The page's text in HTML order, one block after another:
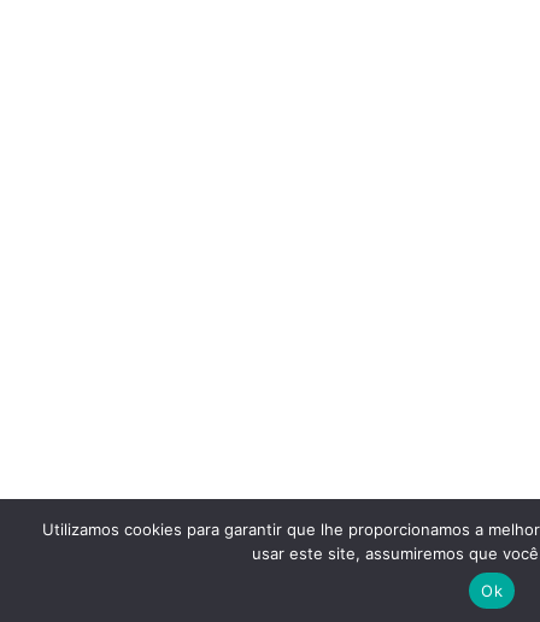
Utilizamos cookies para garantir que lhe proporcionamos a
usar este site, assumiremos que
Ok